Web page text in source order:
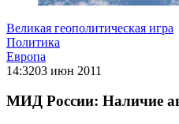
Великая геополитическая игра
Политика
Европа
14:3203 июн 2011
МИД России: Наличие